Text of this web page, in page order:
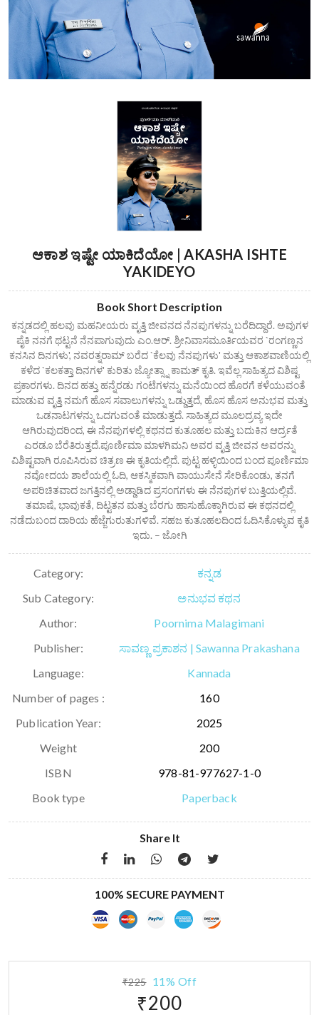
ಆಕಾಶ ಇಷ್ಟೇ ಯಾಕಿದೆಯೋ | AKASHA ISHTE
YAKIDEYO
Book Short Description
ಕನ್ನಡದಲ್ಲಿ ಹಲವು ಮಹನೀಯರು ವೃತ್ತಿ ಜೀವನದ ನೆನಪುಗಳನ್ನು ಬರೆದಿದ್ದಾರೆ. ಅವುಗಳ
ಪೈಕಿ ನನಗೆ ಥಟ್ಟನೆ ನೆನಪಾಗುವುದು ಎಂ.ಆರ್‌. ಶ್ರೀನಿವಾಸಮೂರ್ತಿಯವರ `ರಂಗಣ್ಣನ
ಕನಸಿನ ದಿನಗಳು', ನವರತ್ನರಾಮ್‌ ಬರೆದ `ಕೆಲವು ನೆನಪುಗಳು' ಮತ್ತು ಆಕಾಶವಾಣಿಯಲ್ಲಿ
ಕಳೆದ `ಕಲಕತ್ತಾ ದಿನಗಳ' ಕುರಿತು ಜ್ಯೋತ್ಸ್ನಾ ಕಾಮತ್‌ ಕೃತಿ. ಇವೆಲ್ಲ ಸಾಹಿತ್ಯದ ವಿಶಿಷ್ಟ
ಪ್ರಕಾರಗಳು. ದಿನದ ಹತ್ತು ಹನ್ನೆರಡು ಗಂಟೆಗಳನ್ನು ಮನೆಯಿಂದ ಹೊರಗೆ ಕಳೆಯುವಂತೆ
ಮಾಡುವ ವೃತ್ತಿ ನಮಗೆ ಹೊಸ ಸವಾಲುಗಳನ್ನು ಒಡ್ಡುತ್ತದೆ, ಹೊಸ ಹೊಸ ಅನುಭವ ಮತ್ತು
ಒಡನಾಟಗಳನ್ನು ಒದಗುವಂತೆ ಮಾಡುತ್ತದೆ. ಸಾಹಿತ್ಯದ ಮೂಲದ್ರವ್ಯ ಇದೇ
ಆಗಿರುವುದರಿಂದ, ಈ ನೆನಪುಗಳಲ್ಲಿ ಕಥನದ ಕುತೂಹಲ ಮತ್ತು ಬದುಕಿನ ಆರ್ದ್ರತೆ
ಎರಡೂ ಬೆರೆತಿರುತ್ತದೆ.ಪೂರ್ಣಿಮಾ ಮಾಳಗಿಮನಿ ಅವರ ವೃತ್ತಿ ಜೀವನ ಅವರನ್ನು
ವಿಶಿಷ್ಟವಾಗಿ ರೂಪಿಸಿರುವ ಚಿತ್ರಣ ಈ ಕೃತಿಯಲ್ಲಿದೆ. ಪುಟ್ಟ ಹಳ್ಳಿಯಿಂದ ಬಂದ ಪೂರ್ಣಿಮಾ
ನವೋದಯ ಶಾಲೆಯಲ್ಲಿ ಓದಿ, ಆಕಸ್ಮಿಕವಾಗಿ ವಾಯುಸೇನೆ ಸೇರಿಕೊಂಡು, ತನಗೆ
ಅಪರಿಚಿತವಾದ ಜಗತ್ತಿನಲ್ಲಿ ಅಡ್ಡಾಡಿದ ಪ್ರಸಂಗಗಳು ಈ ನೆನಪುಗಳ ಬುತ್ತಿಯಲ್ಲಿವೆ.
ತಮಾಷೆ, ಭಾವುಕತೆ, ದಿಟ್ಟತನ ಮತ್ತು ಬೆರಗು ಹಾಸುಹೊಕ್ಕಾಗಿರುವ ಈ ಕಥನದಲ್ಲಿ
ನಡೆದುಬಂದ ದಾರಿಯ ಹೆಜ್ಜೆಗುರುತುಗಳಿವೆ. ಸಹಜ ಕುತೂಹಲದಿಂದ ಓದಿಸಿಕೊಳ್ಳುವ ಕೃತಿ
ಇದು. – ಜೋಗಿ
Category:
ಕನ್ನಡ
Sub Category:
ಅನುಭವ ಕಥನ
Author:
Poornima Malagimani
Publisher:
ಸಾವಣ್ಣ ಪ್ರಕಾಶನ | Sawanna Prakashana
Language:
Kannada
Number of pages :
160
Publication Year:
2025
Weight
200
ISBN
978-81-977627-1-0
Book type
Paperback
Share It
100% SECURE PAYMENT
₹225 11% Off
₹200